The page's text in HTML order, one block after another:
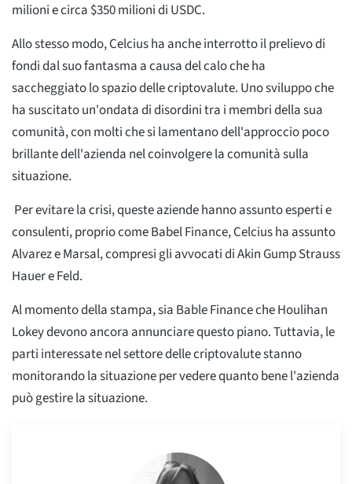
milioni e circa $350 milioni di USDC.
Allo stesso modo, Celcius ha anche interrotto il prelievo di
fondi dal suo fantasma a causa del calo che ha
saccheggiato lo spazio delle criptovalute. Uno sviluppo che
ha suscitato un'ondata di disordini tra i membri della sua
comunità, con molti che si lamentano dell'approccio poco
brillante dell'azienda nel coinvolgere la comunità sulla
situazione.
Per evitare la crisi, queste aziende hanno assunto esperti e
consulenti, proprio come Babel Finance, Celcius ha assunto
Alvarez e Marsal, compresi gli avvocati di Akin Gump Strauss
Hauer e Feld.
Al momento della stampa, sia Bable Finance che Houlihan
Lokey devono ancora annunciare questo piano. Tuttavia, le
parti interessate nel settore delle criptovalute stanno
monitorando la situazione per vedere quanto bene l'azienda
può gestire la situazione.